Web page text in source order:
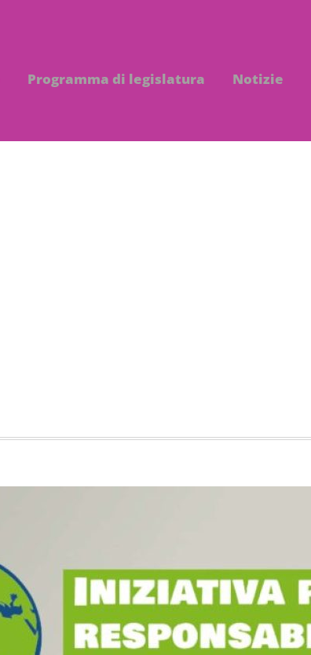
Programma di legislatura Notizie